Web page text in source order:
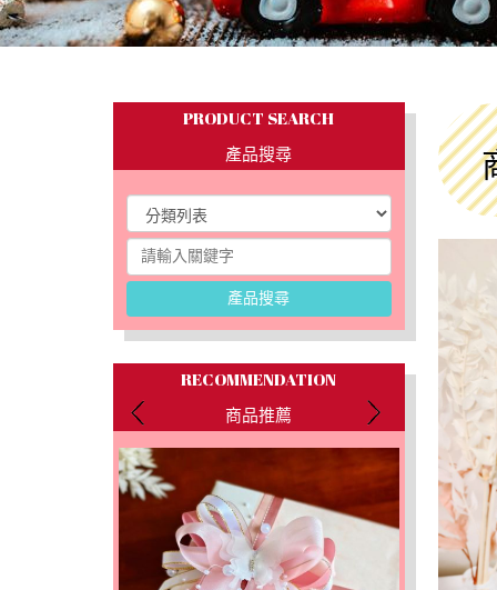
PRODUCT SEARCH
產品搜尋
產品搜尋
RECOMMENDATION
商品推薦